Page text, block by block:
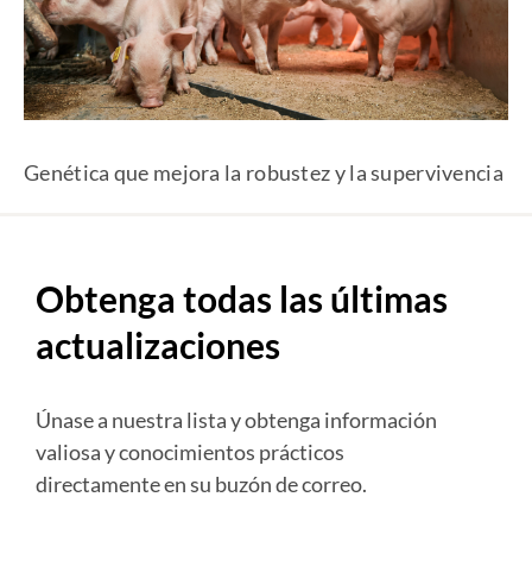
Genética que mejora la robustez y la supervivencia
Obtenga todas las últimas
actualizaciones
Únase a nuestra lista y obtenga información
valiosa y conocimientos prácticos
directamente en su buzón de correo.